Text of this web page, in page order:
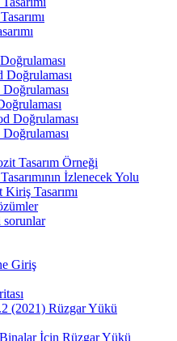
Doğrulaması
Doğrulaması
Tasarım Örneği
İzlenecek Yolu
Tasarımı
Giriş
(2021) Rüzgar Yükü
İçin Rüzgar Yükü